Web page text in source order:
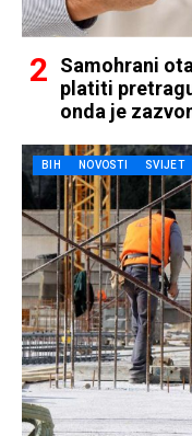
Samohrani
platiti
onda je
BIH NOVOSTI SVIJET